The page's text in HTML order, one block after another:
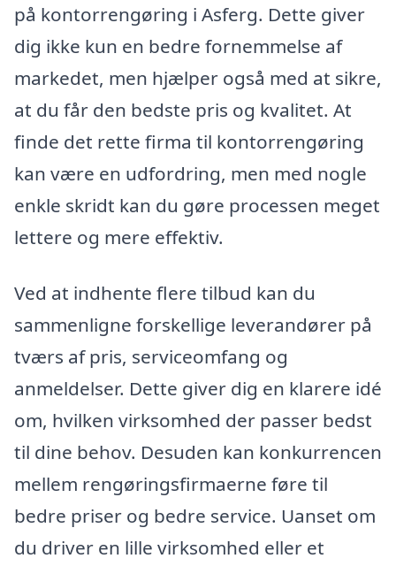
på kontorrengøring i Asferg. Dette giver
dig ikke kun en bedre fornemmelse af
markedet, men hjælper også med at sikre,
at du får den bedste pris og kvalitet. At
finde det rette firma til kontorrengøring
kan være en udfordring, men med nogle
enkle skridt kan du gøre processen meget
lettere og mere effektiv.
Ved at indhente flere tilbud kan du
sammenligne forskellige leverandører på
tværs af pris, serviceomfang og
anmeldelser. Dette giver dig en klarere idé
om, hvilken virksomhed der passer bedst
til dine behov. Desuden kan konkurrencen
mellem rengøringsfirmaerne føre til
bedre priser og bedre service. Uanset om
du driver en lille virksomhed eller et